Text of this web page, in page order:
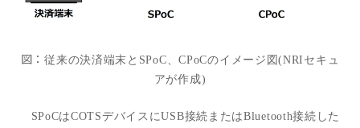
図：従来の決済端末と SPoC 、CPoCのイメージ図(NRI セキュ
アが作成)
SPoCはCOTSデバイスにUSB接続またはBluetooth接続した